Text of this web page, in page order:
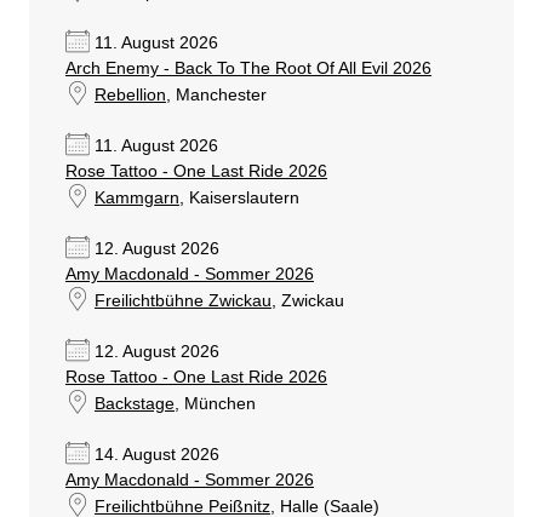
11. August 2026
Arch Enemy - Back To The Root Of All Evil 2026
Rebellion , Manchester
11. August 2026
Rose Tattoo - One Last Ride 2026
Kammgarn , Kaiserslautern
12. August 2026
Amy Macdonald - Sommer 2026
Freilichtbühne Zwickau , Zwickau
12. August 2026
Rose Tattoo - One Last Ride 2026
Backstage, München
14. August 2026
Amy Macdonald - Sommer 2026
Freilichtbühne Peißnitz, Halle (Saale)